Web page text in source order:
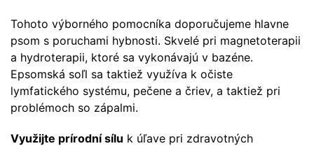
Tohoto výborného pomocníka doporučujeme hlavne
psom s poruchami hybnosti. Skvelé pri magnetoterapii
a hydroterapii, ktoré sa vykonávajú v bazéne.
Epsomská soľl sa taktiež využíva k očiste
lymfatického systému, pečene a čriev, a taktiež pri
problémoch so zápalmi.
Využijte prírodní sílu k úľave pri zdravotných